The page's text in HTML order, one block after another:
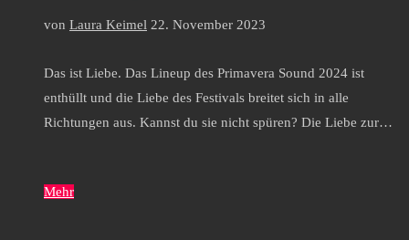
von Laura Keimel 22. November 2023
Das ist Liebe. Das Lineup des Primavera Sound 2024 ist
enthüllt und die Liebe des Festivals breitet sich in alle
Richtungen aus. Kannst du sie nicht spüren? Die Liebe zur…
Mehr